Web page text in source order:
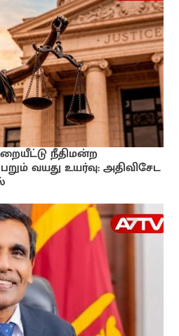
நீதிமன்ற
வயது உயர்வு: அதிவிசேட